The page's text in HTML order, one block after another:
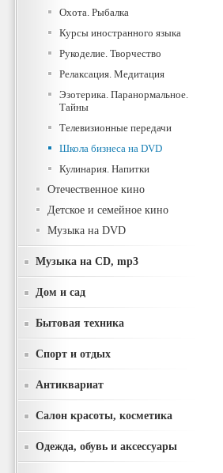
Охота. Рыбалка
Курсы иностранного языка
Рукоделие. Творчество
Релаксация. Медитация
Эзотерика. Паранормальное.
Тайны
Телевизионные передачи
Школа бизнеса на DVD
Кулинария. Напитки
Отечественное кино
Детское и семейное кино
Музыка на DVD
Музыка на CD, mp3
Дом и сад
Бытовая техника
Спорт и отдых
Антиквариат
Салон красоты, косметика
Одежда, обувь и аксессуары